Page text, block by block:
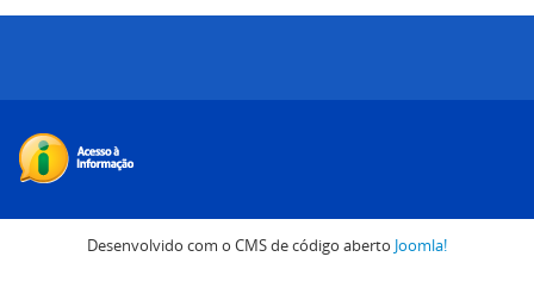
Desenvolvido com o CMS de código aberto Joomla!